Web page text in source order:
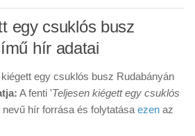
egy csuklós busz
hír adatai
kiégett egy csuklós busz Rudabányán
A fenti 'Teljesen kiégett egy csuklós
nevű hír forrása és folytatása ezen az